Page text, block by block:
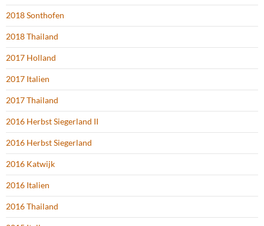
2018 Sonthofen
2018 Thailand
2017 Holland
2017 Italien
2017 Thailand
2016 Herbst Siegerland II
2016 Herbst Siegerland
2016 Katwijk
2016 Italien
2016 Thailand